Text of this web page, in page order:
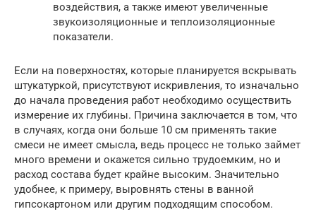
воздействия, а также имеют увеличенные
звукоизоляционные и теплоизоляционные
показатели.
Если на поверхностях, которые планируется вскрывать
штукатуркой, присутствуют искривления, то изначально
до начала проведения работ необходимо осуществить
измерение их глубины. Причина заключается в том, что
в случаях, когда они больше 10 см применять такие
смеси не имеет смысла, ведь процесс не только займет
много времени и окажется сильно трудоемким, но и
расход состава будет крайне высоким. Значительно
удобнее, к примеру, выровнять стены в ванной
гипсокартоном или другим подходящим способом.